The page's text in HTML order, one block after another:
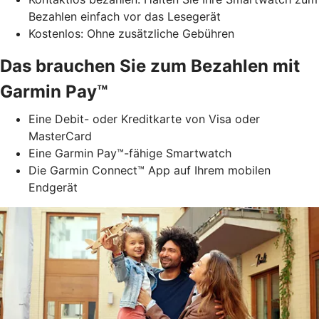
Bezahlen einfach vor das Lesegerät
Kostenlos: Ohne zusätzliche Gebühren
Das brauchen Sie zum Bezahlen mit
Garmin Pay™
Eine Debit- oder Kreditkarte von Visa oder
MasterCard
Eine Garmin Pay™-fähige Smartwatch
Die Garmin Connect™ App auf Ihrem mobilen
Endgerät